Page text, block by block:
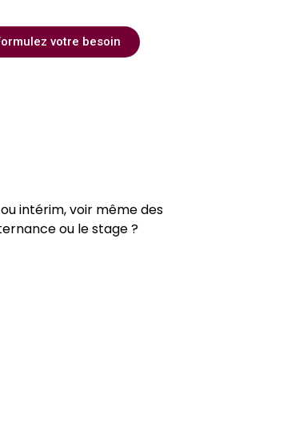
votre besoin
intérim, voir même des
ou le stage ?